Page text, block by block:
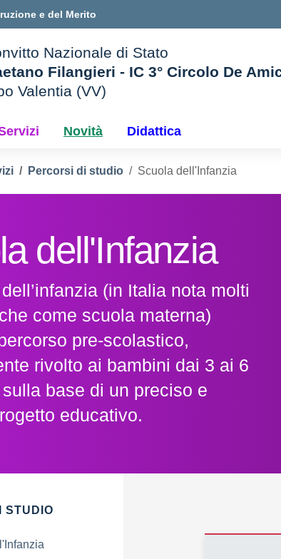
e del Merito
Nazionale di Stato
Filangieri - IC 3° Circolo De
Valentia (VV)
Novità Didattica
Percorsi di studio Scuola dell'Infanzia
dell'Infanzia
(in Italia nota molti
come scuola materna)
pre-scolastico,
rivolto ai bambini dai 3 ai 6
sulla base di un preciso e
educativo.
STUDIO